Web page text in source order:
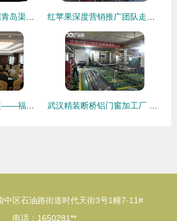
中区石油路街道时代天街3号1幢7-11#
电话：1650281**